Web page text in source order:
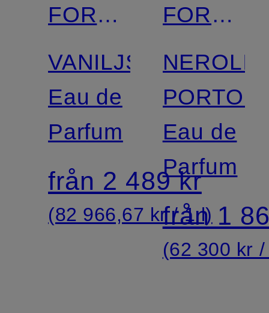
FORD
BEAUTY
VANILJSEX
Eau de
Parfum
från 2 489 kr
(82 966,67 kr / 1 l)
FORD
BEAUTY
NEROLI
Eau de
Parfum
från 1
(62 300 kr